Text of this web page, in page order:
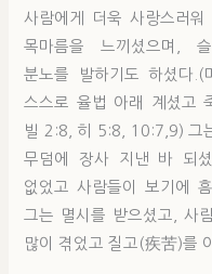
사람에게 더욱 사랑스러
목마름을 느끼셨으며,
분노를 발하기도 하셨
스스로 율법 아래 계셨고
빌 2:8, 히 5:8, 10:7,9) 그
무덤에 장사 지낸 바 되
없었고 사람들이 보기에
그는 멸시를 받으셨고, 사
많이 겪었고 질고(疾苦)를